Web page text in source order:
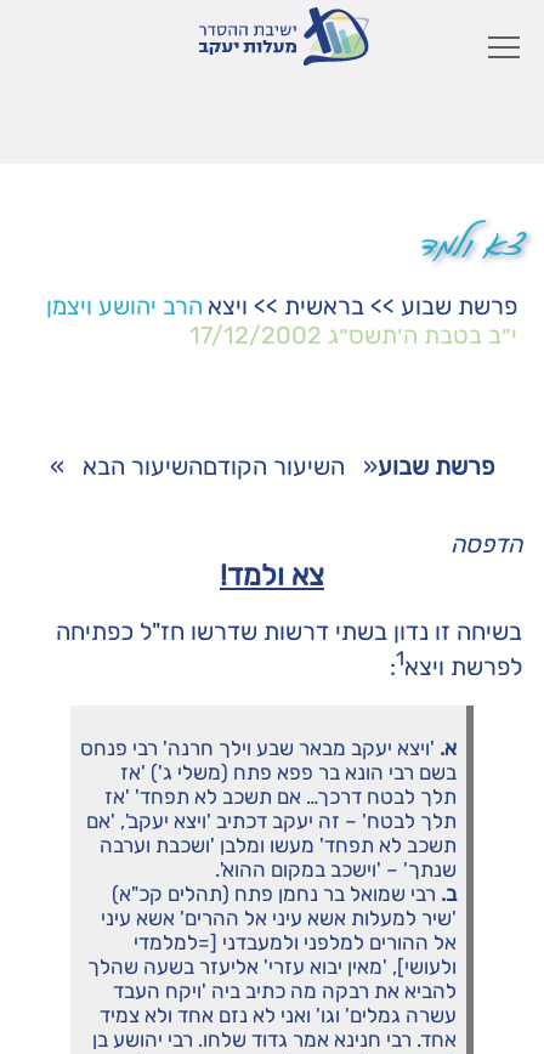
צא ולמד
פרשת שבוע >> בראשית >> ויצא הרב יהושע ויצמן
י״ב בטבת ה׳תשס״ג 17/12/2002
פרשת שבוע« השיעור הקודםהשיעור הבא »
הדפסה
צא ולמד!
בשיחה זו נדון בשתי דרשות שדרשו חז"ל כפתיחה
לפרשת ויצא1
:
א. 'ויצא יעקב מבאר שבע וילך חרנה' רבי פנחס
בשם רבי הונא בר פפא פתח (משלי ג') 'אז
תלך לבטח דרכך… אם תשכב לא תפחד' 'אז
תלך לבטח' – זה יעקב דכתיב 'ויצא יעקב', 'אם
תשכב לא תפחד' מעשו ומלבן 'ושכבת וערבה
שנתך' – 'וישכב במקום ההוא'.
ב. רבי שמואל בר נחמן פתח (תהלים קכ"א)
'שיר למעלות אשא עיני אל ההרים' אשא עיני
אל ההורים למלפני ולמעבדני [=למלמדי
ולעושי], 'מאין יבוא עזרי' אליעזר בשעה שהלך
להביא את רבקה מה כתיב ביה 'ויקח העבד
עשרה גמלים' וגו' ואני לא נזם אחד ולא צמיד
אחד. רבי חנינא אמר גדוד שלחו. רבי יהושע בן